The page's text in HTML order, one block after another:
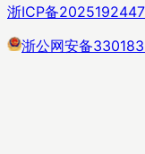
浙ICP备
浙公网安备